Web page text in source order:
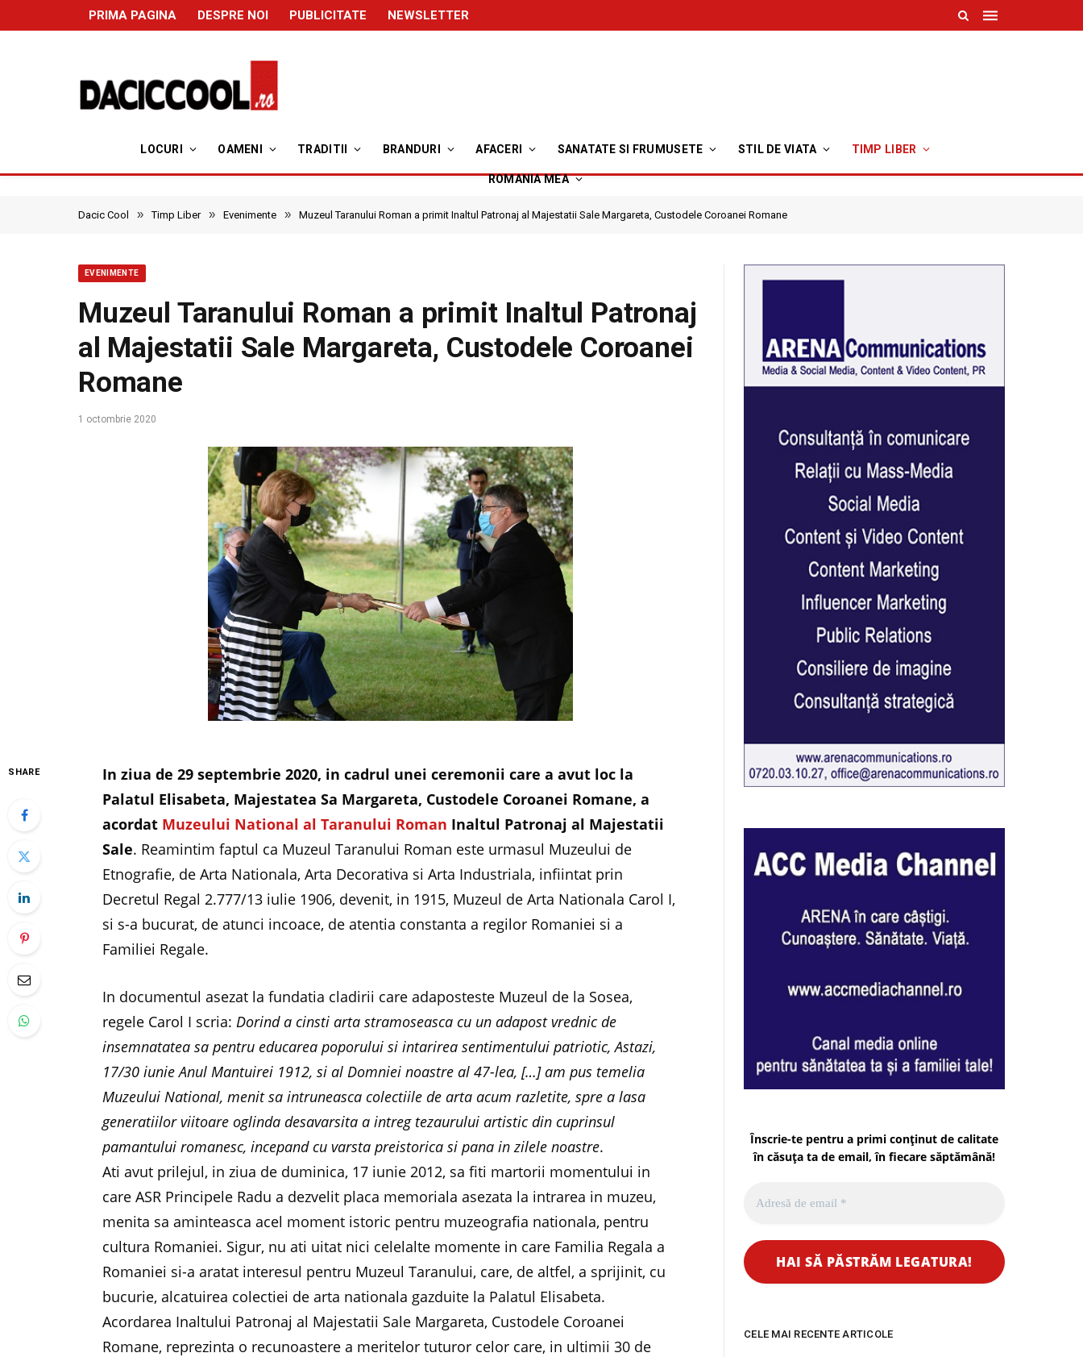
PRIMA PAGINA DESPRE NOI PUBLICITATE NEWSLETTER
LOCURI OAMENI TRADITII BRANDURI AFACERI SANATATE SI FRUMUSETE STIL DE VIATA TIMP LIBER
ROMANIA MEA
Dacic Cool » Timp Liber » Evenimente » Muzeul Taranului Roman a primit Inaltul Patronaj al Majestatii Sale Margareta, Custodele Coroanei Romane
EVENIMENTE
Muzeul Taranului Roman a primit Inaltul Patronaj
al Majestatii Sale Margareta, Custodele Coroanei
Romane
1 octombrie 2020
SHARE
In ziua de 29 septembrie 2020, in cadrul unei ceremonii care a avut loc la
Palatul Elisabeta, Majestatea Sa Margareta, Custodele Coroanei Romane, a
acordat Muzeului National al Taranului Roman Inaltul Patronaj al Majestatii
Sale. Reamintim faptul ca Muzeul Taranului Roman este urmasul Muzeului de
Etnografie, de Arta Nationala, Arta Decorativa si Arta Industriala, infiintat prin
Decretul Regal 2.777/13 iulie 1906, devenit, in 1915, Muzeul de Arta Nationala Carol I,
si s-a bucurat, de atunci incoace, de atentia constanta a regilor Romaniei si a
Familiei Regale.
In documentul asezat la fundatia cladirii care adaposteste Muzeul de la Sosea,
regele Carol I scria: Dorind a cinsti arta stramoseasca cu un adapost vrednic de
insemnatatea sa pentru educarea poporului si intarirea sentimentului patriotic, Astazi,
17/30 iunie Anul Mantuirei 1912, si al Domniei noastre al 47-lea, […] am pus temelia
Muzeului National, menit sa intruneasca colectiile de arta acum razletite, spre a lasa
generatiilor viitoare oglinda desavarsita a intreg tezaurului artistic din cuprinsul
pamantului romanesc, incepand cu varsta preistorica si pana in zilele noastre.
Ati avut prilejul, in ziua de duminica, 17 iunie 2012, sa fiti martorii momentului in
care ASR Principele Radu a dezvelit placa memoriala asezata la intrarea in muzeu,
menita sa aminteasca acel moment istoric pentru muzeografia nationala, pentru
cultura Romaniei. Sigur, nu ati uitat nici celelalte momente in care Familia Regala a
Romaniei si-a aratat interesul pentru Muzeul Taranului, care, de altfel, a sprijinit, cu
bucurie, alcatuirea colectiei de arta nationala gazduite la Palatul Elisabeta.
Acordarea Inaltului Patronaj al Majestatii Sale Margareta, Custodele Coroanei
Romane, reprezinta o recunoastere a meritelor tuturor celor care, in ultimii 30 de
Înscrie-te pentru a primi conținut de calitate
în căsuța ta de email, în fiecare săptămână!
CELE MAI RECENTE ARTICOLE